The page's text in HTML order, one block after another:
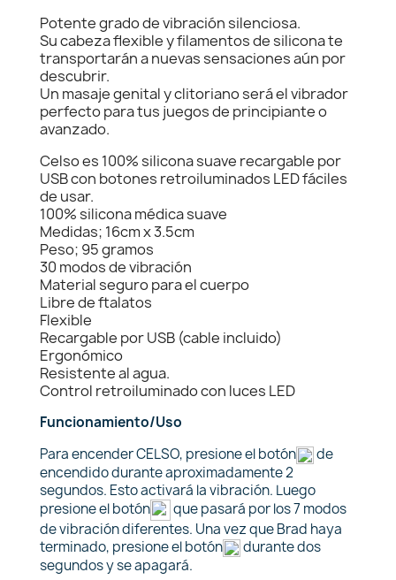
Potente grado de vibración silenciosa.
Su cabeza flexible y filamentos de silicona te
transportarán a nuevas sensaciones aún por
descubrir.
Un masaje genital y clitoriano será el vibrador
perfecto para tus juegos de principiante o
avanzado.
Celso es 100% silicona suave recargable por
USB con botones retroiluminados LED fáciles
de usar.
100% silicona médica suave
Medidas; 16cm x 3.5cm
Peso; 95 gramos
30 modos de vibración
Material seguro para el cuerpo
Libre de ftalatos
Flexible
Recargable por USB (cable incluido)
Ergonómico
Resistente al agua.
Control retroiluminado con luces LED
Funcionamiento/Uso
Para encender CELSO, presione el botón
de
encendido durante aproximadamente 2
segundos. Esto activará la vibración. Luego
presione el botón
que pasará por los 7 modos
de vibración diferentes. Una vez que Brad haya
terminado, presione el botón
durante dos
segundos y se apagará.